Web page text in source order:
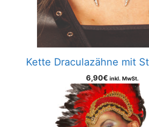
Kette Draculazähne mit
6,90€ inkl. MwSt.